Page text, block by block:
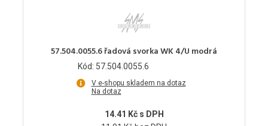
57.504.0055.6 řadová svorka WK 4/U modrá
Kód: 57.504.0055.6
V e-shopu skladem na dotaz
Na dotaz
14.41 Kč s DPH